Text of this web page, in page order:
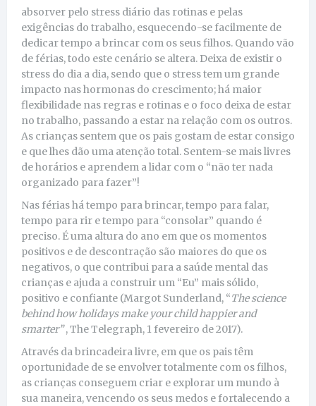
absorver pelo stress diário das rotinas e pelas
exigências do trabalho, esquecendo-se facilmente de
dedicar tempo a brincar com os seus filhos. Quando vão
de férias, todo este cenário se altera. Deixa de existir o
stress do dia a dia, sendo que o stress tem um grande
impacto nas hormonas do crescimento; há maior
flexibilidade nas regras e rotinas e o foco deixa de estar
no trabalho, passando a estar na relação com os outros.
As crianças sentem que os pais gostam de estar consigo
e que lhes dão uma atenção total. Sentem-se mais livres
de horários e aprendem a lidar com o “não ter nada
organizado para fazer”!
Nas férias há tempo para brincar, tempo para falar,
tempo para rir e tempo para “consolar” quando é
preciso. É uma altura do ano em que os momentos
positivos e de descontração são maiores do que os
negativos, o que contribui para a saúde mental das
crianças e ajuda a construir um “Eu” mais sólido,
positivo e confiante (Margot Sunderland, “The science
behind how holidays make your child happier and
smarter”, The Telegraph, 1 fevereiro de 2017).
Através da brincadeira livre, em que os pais têm
oportunidade de se envolver totalmente com os filhos,
as crianças conseguem criar e explorar um mundo à
sua maneira, vencendo os seus medos e fortalecendo a